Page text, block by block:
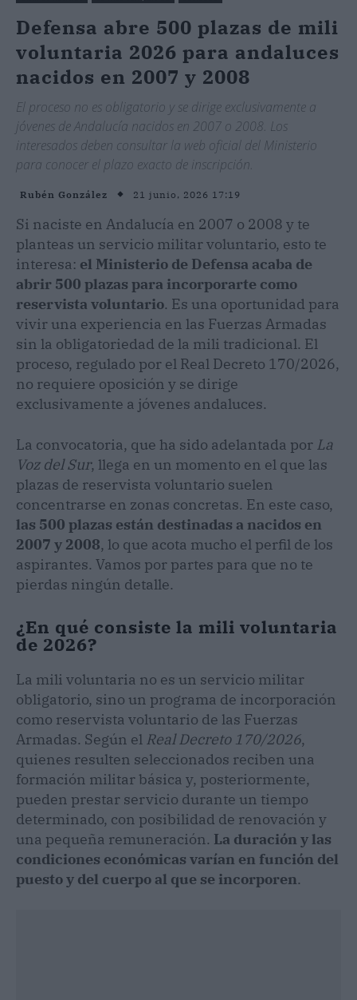
Defensa abre 500 plazas de mili
voluntaria 2026 para andaluces
nacidos en 2007 y 2008
El proceso no es obligatorio y se dirige exclusivamente a
jóvenes de Andalucía nacidos en 2007 o 2008. Los
interesados deben consultar la web oficial del Ministerio
para conocer el plazo exacto de inscripción.
Rubén González 21 junio, 2026 17:19
Si naciste en Andalucía en 2007 o 2008 y te
planteas un servicio militar voluntario, esto te
interesa: el Ministerio de Defensa acaba de
abrir 500 plazas para incorporarte como
reservista voluntario. Es una oportunidad para
vivir una experiencia en las Fuerzas Armadas
sin la obligatoriedad de la mili tradicional. El
proceso, regulado por el Real Decreto 170/2026,
no requiere oposición y se dirige
exclusivamente a jóvenes andaluces.
La convocatoria, que ha sido adelantada por La
Voz del Sur, llega en un momento en el que las
plazas de reservista voluntario suelen
concentrarse en zonas concretas. En este caso,
las 500 plazas están destinadas a nacidos en
2007 y 2008, lo que acota mucho el perfil de los
aspirantes. Vamos por partes para que no te
pierdas ningún detalle.
¿En qué consiste la mili voluntaria
de 2026?
La mili voluntaria no es un servicio militar
obligatorio, sino un programa de incorporación
como reservista voluntario de las Fuerzas
Armadas. Según el Real Decreto 170/2026,
quienes resulten seleccionados reciben una
formación militar básica y, posteriormente,
pueden prestar servicio durante un tiempo
determinado, con posibilidad de renovación y
una pequeña remuneración. La duración y las
condiciones económicas varían en función del
puesto y del cuerpo al que se incorporen.